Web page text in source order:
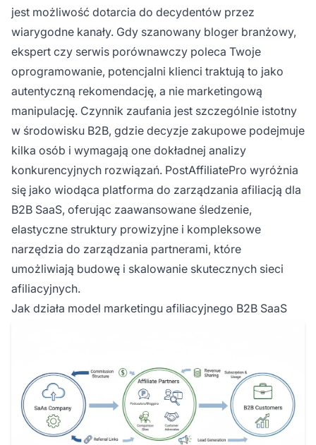
jest możliwość dotarcia do decydentów przez
wiarygodne kanały. Gdy szanowany bloger branżowy,
ekspert czy serwis porównawczy poleca Twoje
oprogramowanie, potencjalni klienci traktują to jako
autentyczną rekomendację, a nie marketingową
manipulację. Czynnik zaufania jest szczególnie istotny
w środowisku B2B, gdzie decyzje zakupowe podejmuje
kilka osób i wymagają one dokładnej analizy
konkurencyjnych rozwiązań. PostAffiliatePro wyróżnia
się jako wiodąca platforma do zarządzania afiliacją dla
B2B SaaS, oferując zaawansowane śledzenie,
elastyczne struktury prowizyjne i kompleksowe
narzędzia do zarządzania partnerami, które
umożliwiają budowę i skalowanie skutecznych sieci
afiliacyjnych.
Jak działa model marketingu afiliacyjnego B2B SaaS